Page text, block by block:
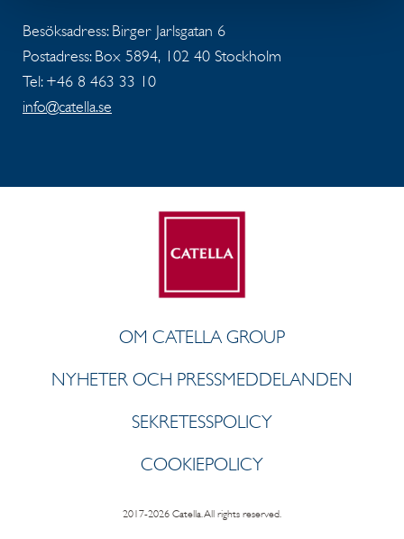
Besöksadress: Birger Jarlsgatan 6
Postadress: Box 5894, 102 40 Stockholm
Tel: +46 8 463 33 10
info@catella.se
OM CATELLA GROUP
NYHETER OCH PRESSMEDDELANDEN
SEKRETESSPOLICY
COOKIEPOLICY
2017-2026 Catella. All rights reserved.